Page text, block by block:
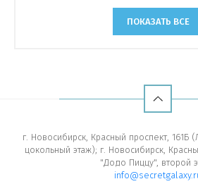
ПОКАЗАТЬ ВСЕ
г. Новосибирск, Красный проспект,
цокольный этаж); г. Новосибирск,
"Додо Пиццу", второй